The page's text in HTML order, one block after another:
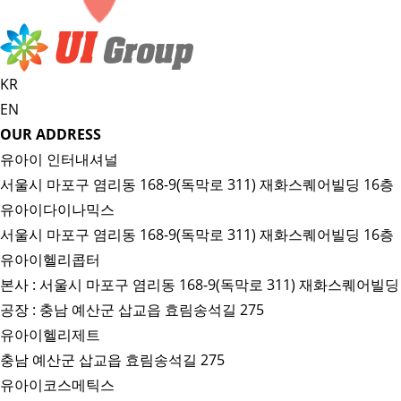
KR
EN
OUR ADDRESS
유아이 인터내셔널
서울시 마포구 염리동 168-9(독막로 311) 재화스퀘어빌딩 16층
유아이다이나믹스
서울시 마포구 염리동 168-9(독막로 311) 재화스퀘어빌딩 16층
유아이헬리콥터
본사 : 서울시 마포구 염리동 168-9(독막로 311) 재화스퀘어빌
공장 : 충남 예산군 삽교읍 효림송석길 275
유아이헬리제트
충남 예산군 삽교읍 효림송석길 275
유아이코스메틱스